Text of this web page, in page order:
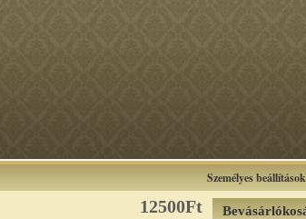
Személyes beállítások
12500Ft